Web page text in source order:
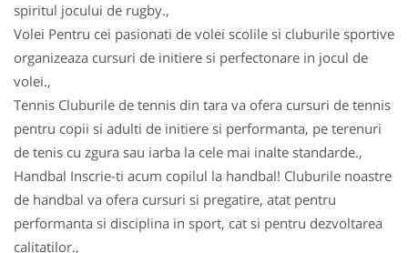
spiritul jocului de rugby.,
Volei Pentru cei pasionati de volei scolile si cluburile sportive
organizeaza cursuri de initiere si perfectonare in jocul de
volei.,
Tennis Cluburile de tennis din tara va ofera cursuri de tennis
pentru copii si adulti de initiere si performanta, pe terenuri
de tenis cu zgura sau iarba la cele mai inalte standarde.,
Handbal Inscrie-ti acum copilul la handbal! Cluburile noastre
de handbal va ofera cursuri si pregatire, atat pentru
performanta si disciplina in sport, cat si pentru dezvoltarea
calitatilor.,